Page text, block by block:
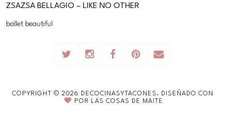
ZSAZSA BELLAGIO – LIKE NO OTHER
ballet beautiful
COPYRIGHT © 2026 DECOCINASYTACONES.
DISEÑADO CON
POR
LAS COSAS DE MAITE